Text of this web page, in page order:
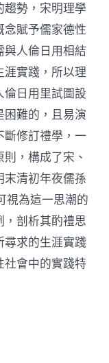
趨勢，宋明理學
念賦予儒家德性
人倫日用相結
涯實踐，所以理
倫日用里試圖設
困難的，且易演
斷修訂禮學，一
，構成了宋、
末清初年夜儒孫
視為這一思潮的
剖析其酌禮思
求的生涯實踐
社會中的實踐特